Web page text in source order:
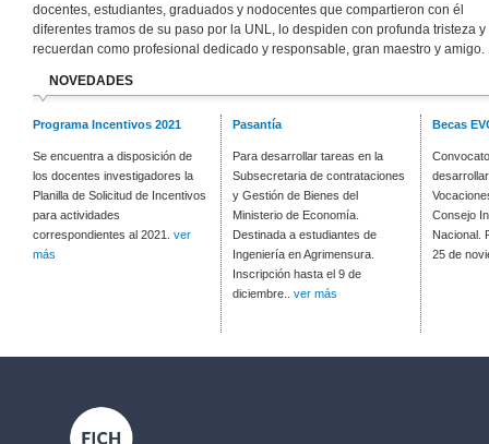
docentes, estudiantes, graduados y nodocentes que compartieron con él
diferentes tramos de su paso por la UNL, lo despiden con profunda tristeza y
recuerdan como profesional dedicado y responsable, gran maestro y amigo.
NOVEDADES
Programa Incentivos 2021
Se encuentra a disposición de
los docentes investigadores la
Planilla de Solicitud de Incentivos
para actividades
correspondientes al 2021. ver
más
Pasantía
Para desarrollar tareas en la
Subsecretaria de contrataciones
y Gestión de Bienes del
Ministerio de Economía.
Destinada a estudiantes de
Ingeniería en Agrimensura.
Inscripción hasta el 9 de
diciembre.. ver más
Becas
Consejo
Nacional.
25 de